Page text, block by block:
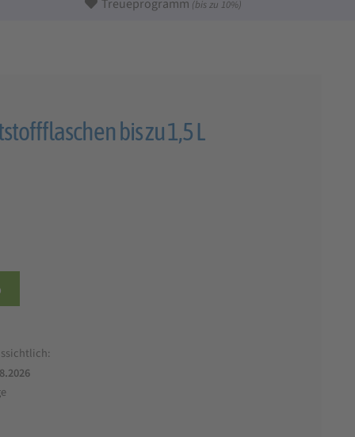
Treueprogramm (bis zu 10%)
bis zu 1,5 L